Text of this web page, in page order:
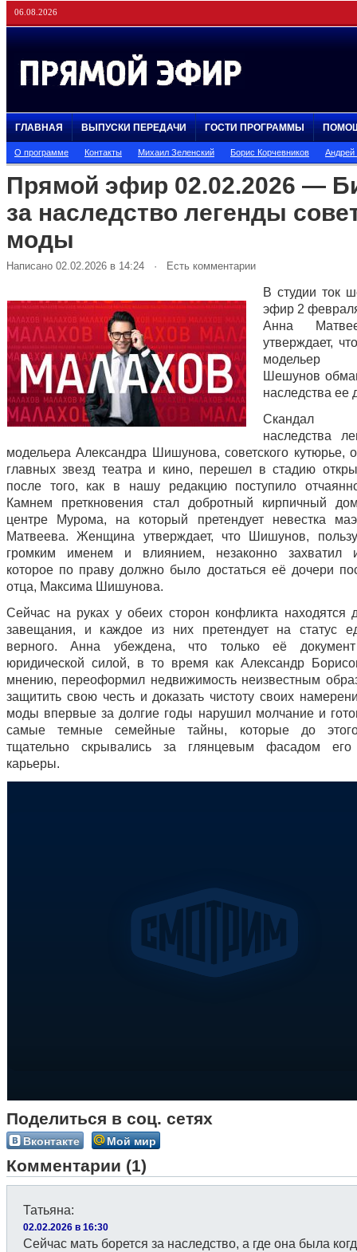
06.08.2026
ГЛАВНАЯ ВЫПУСКИ ПЕРЕДАЧИ ГОСТИ ПРОГРАММЫ
О программе Контакты Михаил Зеленский Борис Корчевников
Прямой эфир 02.02.2026 —
за наследство легенды
моды
Написано 02.02.2026 в 14:24 · Есть комментарии
В студии ток
эфир 2
Анна
утверждает,
модельер
Шешунов
наследства ее
Скандал
наследства
модельера Александра Шишунова, советского кутюрье,
главных звезд театра и кино, перешел в стадию
после того, как в нашу редакцию поступило
Камнем преткновения стал добротный кирпичный
центре Мурома, на который претендует невестка
Матвеева. Женщина утверждает, что Шишунов,
громким именем и влиянием, незаконно захватил
которое по праву должно было достаться её дочери
отца, Максима Шишунова.
Сейчас на руках у обеих сторон конфликта находятся
завещания, и каждое из них претендует на статус
верного. Анна убеждена, что только её документ
юридической силой, в то время как Александр
мнению, переоформил недвижимость неизвестным
защитить свою честь и доказать чистоту своих
моды впервые за долгие годы нарушил молчание и
самые темные семейные тайны, которые до
тщательно скрывались за глянцевым фасадом его
карьеры.
Поделиться в соц. сетях
Вконтакте Мой мир
Комментарии (1)
Татьяна:
02.02.2026 в 16:30
Сейчас мать борется за наследство, а где она была